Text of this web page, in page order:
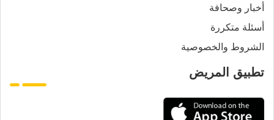
أخبار وصحافة
أسئلة متكررة
الشروط والخصوصية
تطبيق المريض